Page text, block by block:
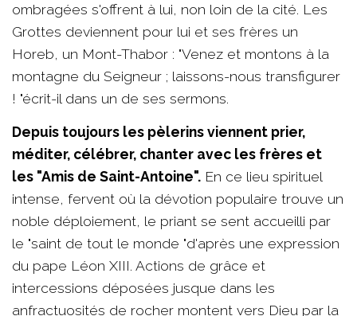
ombragées s'offrent à lui, non loin de la cité. Les
Grottes deviennent pour lui et ses frères un
Horeb, un Mont-Thabor : "Venez et montons à la
montagne du Seigneur ; laissons-nous transfigurer
! "écrit-il dans un de ses sermons.
Depuis toujours les pèlerins viennent prier,
méditer, célébrer, chanter avec les frères et
les "Amis de Saint-Antoine". En ce lieu spirituel
intense, fervent où la dévotion populaire trouve un
noble déploiement, le priant se sent accueilli par
le "saint de tout le monde "d'après une expression
du pape Léon XIII. Actions de grâce et
intercessions déposées jusque dans les
anfractuosités de rocher montent vers Dieu par la